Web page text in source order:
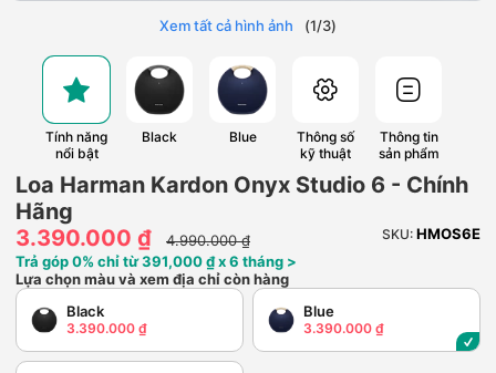
Xem tất cả hình ảnh (1/3)
Tính năng
nổi bật
Black Blue
Thông số
kỹ thuật
Thông tin
sản phẩm
Loa Harman Kardon Onyx Studio 6 - Chính
Hãng
3.390.000 ₫
4.990.000 ₫ SKU: HMOS6E
Trả góp 0% chỉ từ 391,000 ₫ x 6 tháng >
Lựa chọn màu và xem địa chỉ còn hàng
Black
3.390.000 ₫
Blue
3.390.000 ₫